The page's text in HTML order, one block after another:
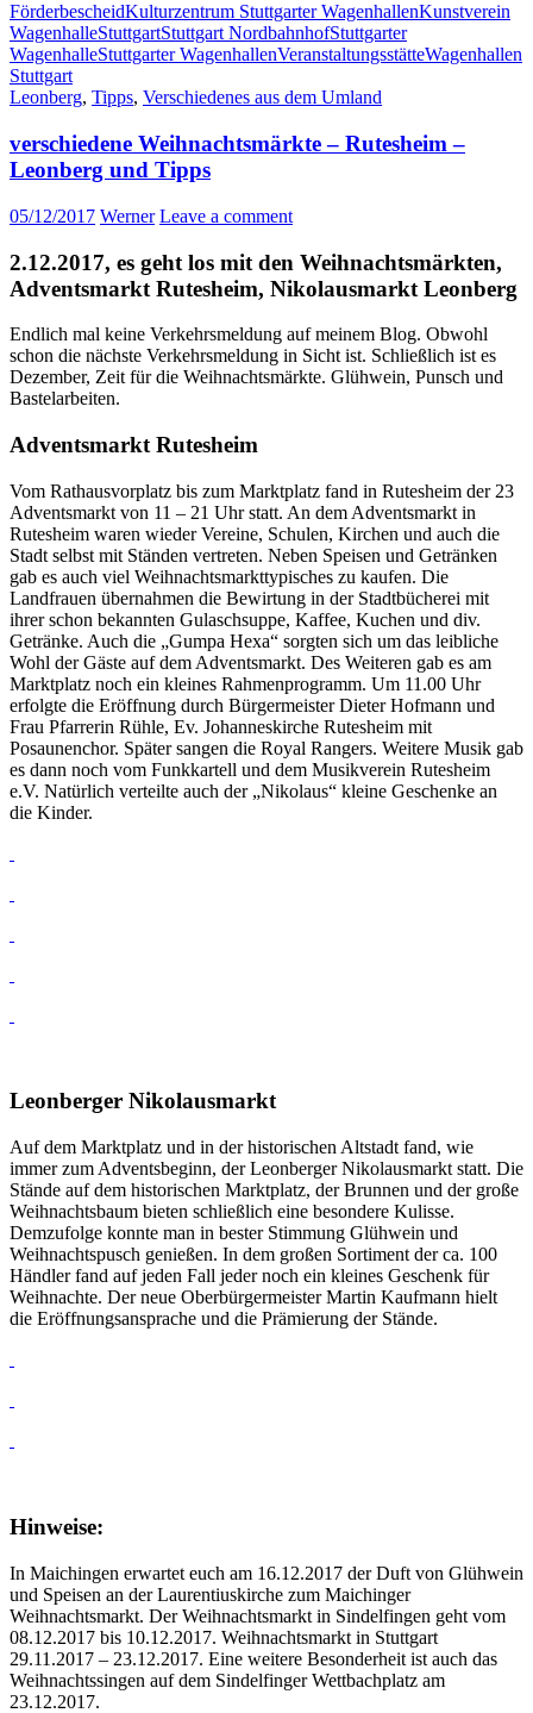
FörderbescheidKulturzentrum Stuttgarter WagenhallenKunstverein
WagenhalleStuttgartStuttgart NordbahnhofStuttgarter
WagenhalleStuttgarter WagenhallenVeranstaltungsstätteWagenhallen
Stuttgart
Leonberg, Tipps, Verschiedenes aus dem Umland
verschiedene Weihnachtsmärkte – Rutesheim –
Leonberg und Tipps
05/12/2017 Werner Leave a comment
2.12.2017, es geht los mit den Weihnachtsmärkten,
Adventsmarkt Rutesheim, Nikolausmarkt Leonberg
Endlich mal keine Verkehrsmeldung auf meinem Blog. Obwohl
schon die nächste Verkehrsmeldung in Sicht ist. Schließlich ist es
Dezember, Zeit für die Weihnachtsmärkte. Glühwein, Punsch und
Bastelarbeiten.
Adventsmarkt Rutesheim
Vom Rathausvorplatz bis zum Marktplatz fand in Rutesheim der 23
Adventsmarkt von 11 – 21 Uhr statt. An dem Adventsmarkt in
Rutesheim waren wieder Vereine, Schulen, Kirchen und auch die
Stadt selbst mit Ständen vertreten. Neben Speisen und Getränken
gab es auch viel Weihnachtsmarkttypisches zu kaufen. Die
Landfrauen übernahmen die Bewirtung in der Stadtbücherei mit
ihrer schon bekannten Gulaschsuppe, Kaffee, Kuchen und div.
Getränke. Auch die „Gumpa Hexa“ sorgten sich um das leibliche
Wohl der Gäste auf dem Adventsmarkt. Des Weiteren gab es am
Marktplatz noch ein kleines Rahmenprogramm. Um 11.00 Uhr
erfolgte die Eröffnung durch Bürgermeister Dieter Hofmann und
Frau Pfarrerin Rühle, Ev. Johanneskirche Rutesheim mit
Posaunenchor. Später sangen die Royal Rangers. Weitere Musik gab
es dann noch vom Funkkartell und dem Musikverein Rutesheim
e.V. Natürlich verteilte auch der „Nikolaus“ kleine Geschenke an
die Kinder.
Leonberger Nikolausmarkt
Auf dem Marktplatz und in der historischen Altstadt fand, wie
immer zum Adventsbeginn, der Leonberger Nikolausmarkt statt. Die
Stände auf dem historischen Marktplatz, der Brunnen und der große
Weihnachtsbaum bieten schließlich eine besondere Kulisse.
Demzufolge konnte man in bester Stimmung Glühwein und
Weihnachtspusch genießen. In dem großen Sortiment der ca. 100
Händler fand auf jeden Fall jeder noch ein kleines Geschenk für
Weihnachte. Der neue Oberbürgermeister Martin Kaufmann hielt
die Eröffnungsansprache und die Prämierung der Stände.
Hinweise:
In Maichingen erwartet euch am 16.12.2017 der Duft von Glühwein
und Speisen an der Laurentiuskirche zum Maichinger
Weihnachtsmarkt. Der Weihnachtsmarkt in Sindelfingen geht vom
08.12.2017 bis 10.12.2017. Weihnachtsmarkt in Stuttgart
29.11.2017 – 23.12.2017. Eine weitere Besonderheit ist auch das
Weihnachtssingen auf dem Sindelfinger Wettbachplatz am
23.12.2017.